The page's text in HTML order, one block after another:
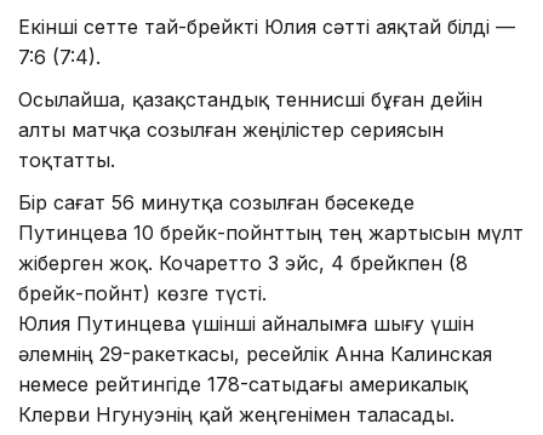
Екінші сетте тай-брейкті Юлия сәтті аяқтай білді —
7:6 (7:4).
Осылайша, қазақстандық теннисші бұған дейін
алты матчқа созылған жеңілістер сериясын
тоқтатты.
Бір сағат 56 минутқа созылған бәсекеде
Путинцева 10 брейк-пойнттың тең жартысын мүлт
жіберген жоқ. Кочаретто 3 эйс, 4 брейкпен (8
брейк-пойнт) көзге түсті.
Юлия Путинцева үшінші айналымға шығу үшін
әлемнің 29-ракеткасы, ресейлік Анна Калинская
немесе рейтингіде 178-сатыдағы америкалық
Клерви Нгунуэнің қай жеңгенімен таласады.